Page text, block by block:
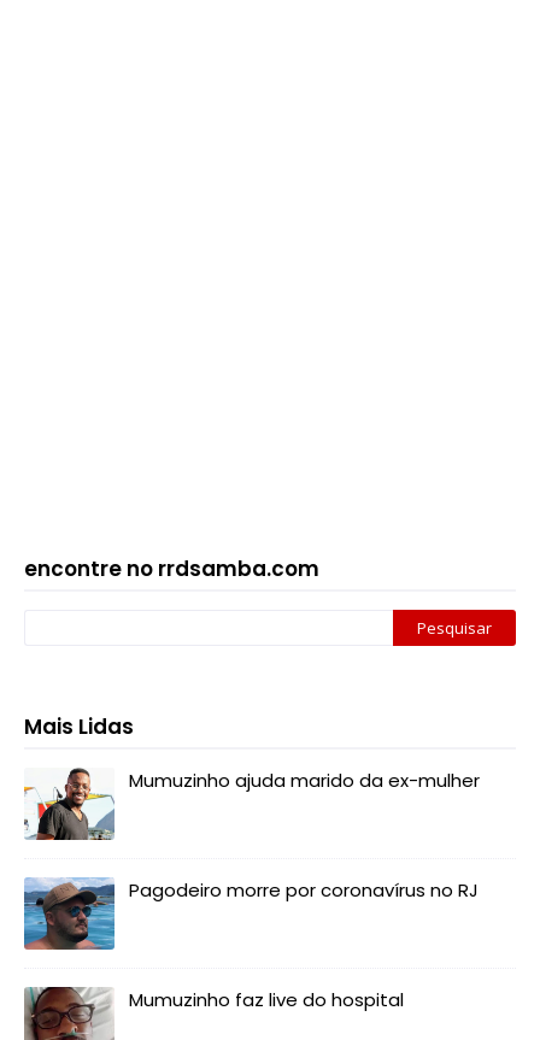
encontre no rrdsamba.com
Mais Lidas
Mumuzinho ajuda marido da ex-mulher
Pagodeiro morre por coronavírus no RJ
Mumuzinho faz live do hospital